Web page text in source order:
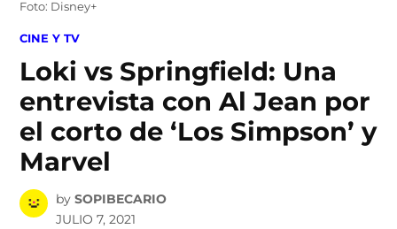
Foto: Disney+
POSTED
CINE Y TV
Loki vs Springfield: Una
entrevista con Al Jean por
el corto de ‘Los Simpson’ y
Marvel
by SOPIBECARIO
JULIO 7, 2021